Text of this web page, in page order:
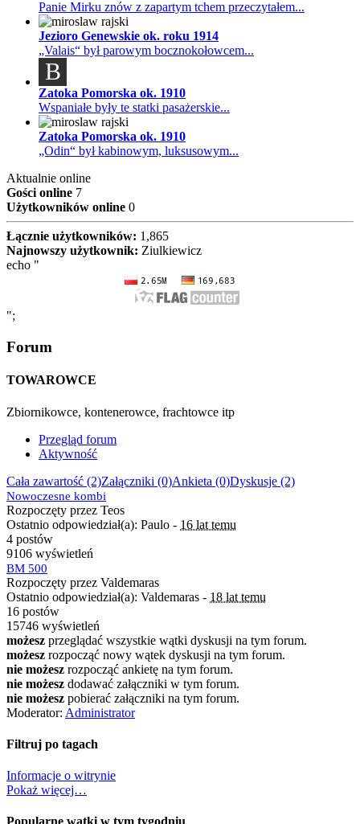
Panie Mirku znów z zapartym tchem przeczytałem...
Jezioro Genewskie ok. roku 1914
„Valais“ był parowym bocznokołowcem...
B
Zatoka Pomorska ok. 1910
Wspaniałe były te statki pasażerskie...
Zatoka Pomorska ok. 1910
„Odin“ był kabinowym, luksusowym...
Aktualnie online
Gości online 7
Użytkowników online 0
Łącznie użytkowników: 1,865
Najnowszy użytkownik: Ziulkiewicz
echo "
";
Forum
TOWAROWCE
Zbiornikowce, kontenerowce, frachtowce itp
Przegląd forum
Aktywność
Cała zawartość (2)Załączniki (0)Ankieta (0)Dyskusje (2)
Nowoczesne kombi
Rozpoczęty przez Teos
Ostatnio odpowiedział(a): Paulo - 16 lat temu
4 postów
9106 wyświetleń
BM 500
Rozpoczęty przez Valdemaras
Ostatnio odpowiedział(a): Valdemaras - 18 lat temu
16 postów
15746 wyświetleń
możesz przeglądać wszystkie wątki dyskusji na tym forum.
możesz rozpocząć nowy wątek dyskusji na tym forum.
nie możesz rozpocząć ankietę na tym forum.
nie możesz dodawać załączniki w tym forum.
nie możesz pobierać załączniki na tym forum.
Moderator: Administrator
Filtruj po tagach
Informacje o witrynie
Pokaż więcej…